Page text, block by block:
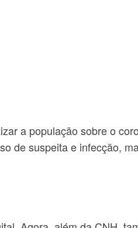
a população sobre o
de suspeita e infecção,